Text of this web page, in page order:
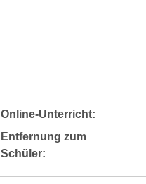
Online-Unterricht:
Entfernung zum
Schüler: